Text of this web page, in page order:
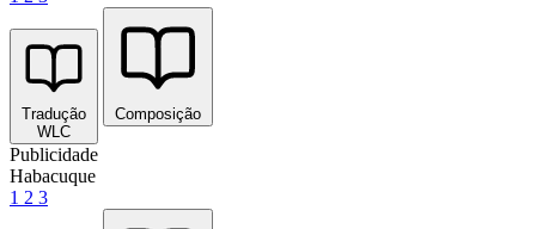
Tradução
WLC
Composição
Publicidade
Habacuque
1 2 3